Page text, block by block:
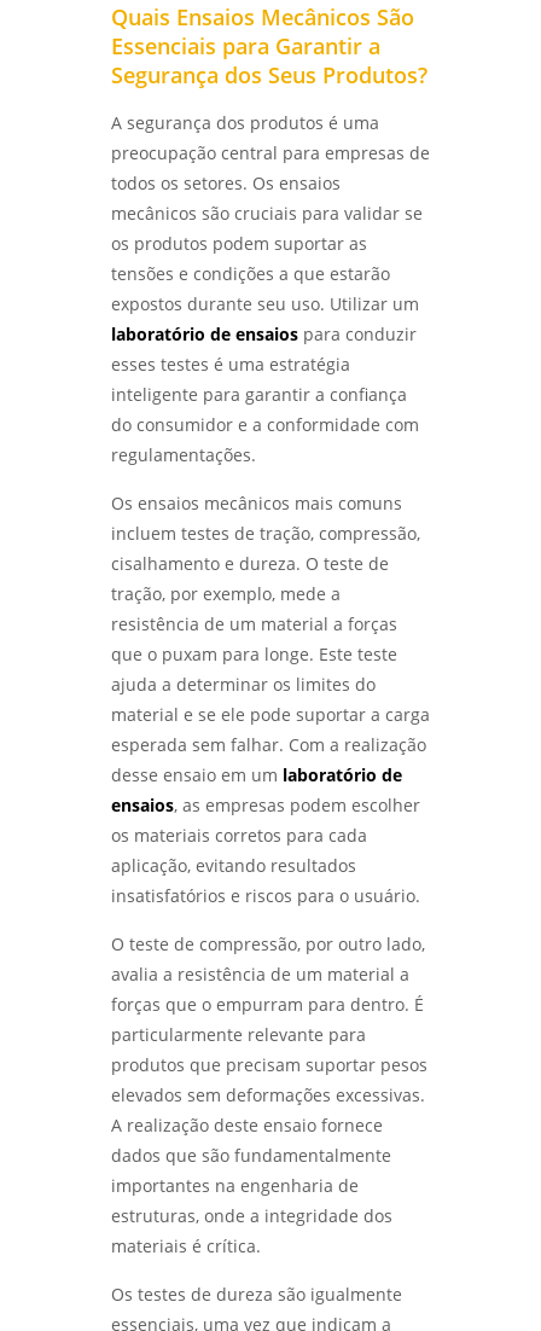
COMO É REALIZADO O ENSAIO DE CORROSÃO
POR PITE EM SP - LABMETAL
MÉTODOS EFICAZES DE ENSAIO DE CORROSÃO
ACELERADA EM SP PARA GARANTIR
QUALIDADE - LABMETAL
ANÁLISE DE FALHAS PARA MANUTENÇÃO EM
SÃO PAULO: CONFIRA AS MELHORES PRÁTICAS
ENSAIO METALOGRÁFICO: COMO ESSA
TÉCNICA REVELA A ESTRUTURA DOS
MATERIAIS METÁLICOS - LABMETAL
LABORATÓRIO METALÚRGICO: COMO
SEUS MATERIAIS - LABMETAL
ANALISAR E COMPREENDER ESTRUTURAS
METÁLICAS COM PRECISÃO - LABMETAL
LABORATÓRIO METALOGRÁFICO: COMO
ESCOLHER O IDEAL PARA SUAS ANÁLISES E
TESTES - LABMETAL
ENSAIO DE IMPACTO CHARPY E IZOD:
ENTENDA AS DIFERENÇAS E APLICAÇÕES NA
ENGENHARIA - LABMETAL
LABORATÓRIO DE ENSAIOS MECÂNICOS:
COMO GARANTIR A QUALIDADE E SEGURANÇA
DOS MATERIAIS - LABMETAL
O MELHOR PARA SUAS NECESSIDADES DE
TESTES E ANÁLISES - LABMETAL
COMO REALIZAR ANÁLISE DE FALHAS EM
ROLAMENTOS EM SÃO PAULO COM EFICÁCIA -
LABMETAL
COMO REALIZAR UMA ANÁLISE DE FALHAS EM
ENGRENAGENS EM SP PARA OTIMIZAR A
MANUTENÇÃO - LABMETAL
ANÁLISE DE FALHAS EM ROLAMENTOS EM SP:
DIAGNÓSTICO EFICIENTE PARA INDÚSTRIAS -
LABMETAL
COMO A ANÁLISE DE FALHAS PARA
Quais Ensaios Mecânicos São
Essenciais para Garantir a
Segurança dos Seus Produtos?
A segurança dos produtos é uma
preocupação central para empresas de
todos os setores. Os ensaios
mecânicos são cruciais para validar se
os produtos podem suportar as
tensões e condições a que estarão
expostos durante seu uso. Utilizar um
laboratório de ensaiospara conduzir
esses testes é uma estratégia
inteligente para garantir a confiança
do consumidor e a conformidade com
regulamentações.
Os ensaios mecânicos mais comuns
incluem testes de tração, compressão,
cisalhamento e dureza. O teste de
tração, por exemplo, mede a
resistência de um material a forças
que o puxam para longe. Este teste
ajuda a determinar os limites do
material e se ele pode suportar a carga
esperada sem falhar. Com a realização
desse ensaio em um laboratório de
ensaios, as empresas podem escolher
os materiais corretos para cada
aplicação, evitando resultados
insatisfatórios e riscos para o usuário.
O teste de compressão, por outro lado,
avalia a resistência de um material a
forças que o empurram para dentro. É
particularmente relevante para
produtos que precisam suportar pesos
elevados sem deformações excessivas.
A realização deste ensaio fornece
dados que são fundamentalmente
importantes na engenharia de
estruturas, onde a integridade dos
materiais é crítica.
Os testes de dureza são igualmente
essenciais, uma vez que indicam a